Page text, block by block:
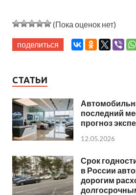
(Пока оценок нет)
поделиться
СТАТЬИ
последний
прогноз
12.05.2026
Срок
в России
дорогим